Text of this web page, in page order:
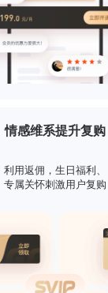
情感维系提升复购
利用返佣，生日福利、
专属关怀刺激用户复购